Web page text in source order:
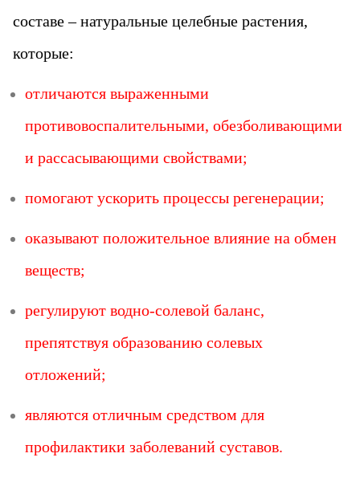
составе – натуральные целебные растения,
которые:
отличаются выраженными
противовоспалительными, обезболивающими
и рассасывающими свойствами;
помогают ускорить процессы регенерации;
оказывают положительное влияние на обмен
веществ;
регулируют водно-солевой баланс,
препятствуя образованию солевых
отложений;
являются отличным средством для
профилактики заболеваний суставов.